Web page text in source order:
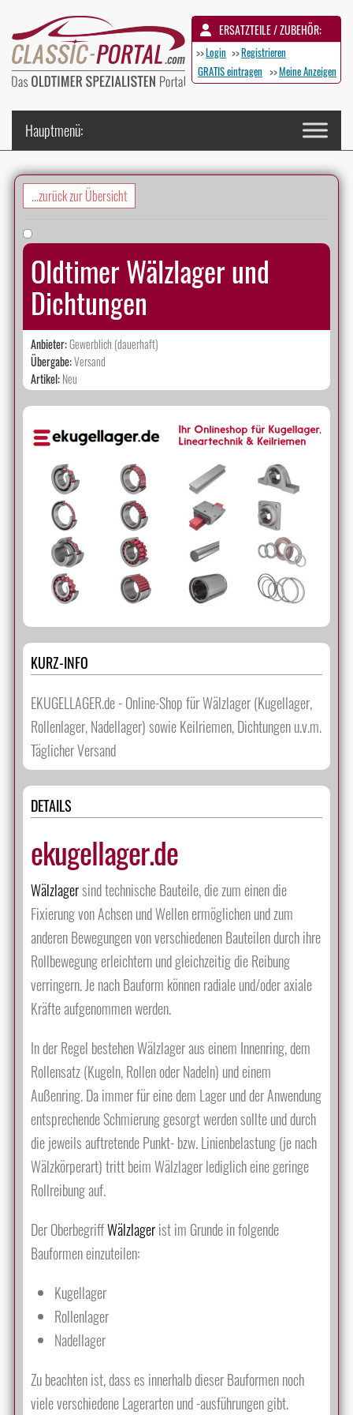
ERSATZTEILE / ZUBEHÖR:
>>Login >>Registrieren
GRATIS eintragen >>Meine Anzeigen
...zurück zur Übersicht
Oldtimer Wälzlager und
Dichtungen
Anbieter:Gewerblich (dauerhaft)
Übergabe:Versand
Artikel:Neu
KURZ-INFO
EKUGELLAGER.de - Online-Shop für Wälzlager (Kugellager,
Rollenlager, Nadellager) sowie Keilriemen, Dichtungen u.v.m.
Täglicher Versand
DETAILS
ekugellager.de
Wälzlagersind technische Bauteile, die zum einen die
Fixierung von Achsen und Wellen ermöglichen und zum
anderen Bewegungen von verschiedenen Bauteilen durch ihre
Rollbewegung erleichtern und gleichzeitig die Reibung
verringern. Je nach Bauform können radiale und/oder axiale
Kräfte aufgenommen werden.
In der Regel bestehen Wälzlager aus einem Innenring, dem
Rollensatz (Kugeln, Rollen oder Nadeln) und einem
Außenring. Da immer für eine dem Lager und der Anwendung
entsprechende Schmierung gesorgt werden sollte und durch
die jeweils auftretende Punkt- bzw. Linienbelastung (je nach
Wälzkörperart) tritt beim Wälzlager lediglich eine geringe
Rollreibung auf.
Der OberbegriffWälzlagerist im Grunde in folgende
Bauformen einzuteilen:
Kugellager
Rollenlager
Nadellager
Zu beachten ist, dass es innerhalb dieser Bauformen noch
viele verschiedene Lagerarten und -ausführungen gibt.